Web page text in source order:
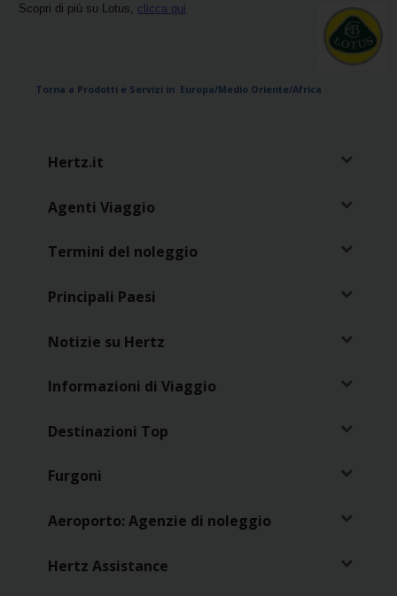
Scopri di più su Lotus, clicca qui
Torna a Prodotti e Servizi in Europa/Medio Oriente/Africa
Hertz.it
Agenti Viaggio
Termini del noleggio
Principali Paesi
Notizie su Hertz
Informazioni di Viaggio
Destinazioni Top
Furgoni
Aeroporto: Agenzie di noleggio
Hertz Assistance